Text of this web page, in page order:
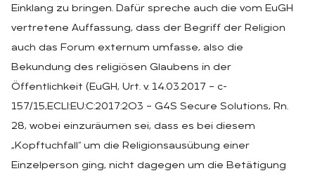
Einklang zu bringen. Dafür spreche auch die vom EuGH
vertretene Auffassung, dass der Begriff der Religion
auch das Forum externum umfasse, also die
Bekundung des religiösen Glaubens in der
Öffentlichkeit (EuGH, Urt. v. 14.03.2017 – c-
157/15,ECLI:EU:C:2017:2O3 – G4S Secure Solutions, Rn.
28, wobei einzuräumen sei, dass es bei diesem
„Kopftuchfall“ um die Religionsausübung einer
Einzelperson ging, nicht dagegen um die Betätigung